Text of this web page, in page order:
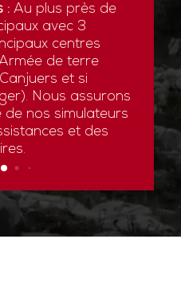
:Au plus près de
avec 3
centres
de terre
et si
Nous assurons
de nos simulateurs
et des